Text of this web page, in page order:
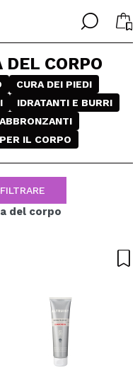
╳
potrai fare i tuoi
lo stato dei tuoi ordini e
╳
LINGUA
DEL CORPO
CURA DEI PIEDI
IDRATANTI E BURRI
IL CORPO
del corpo